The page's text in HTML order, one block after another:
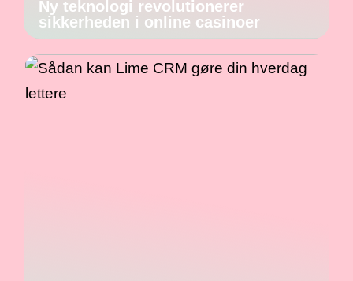
Ny teknologi revolutionerer
sikkerheden i online casinoer